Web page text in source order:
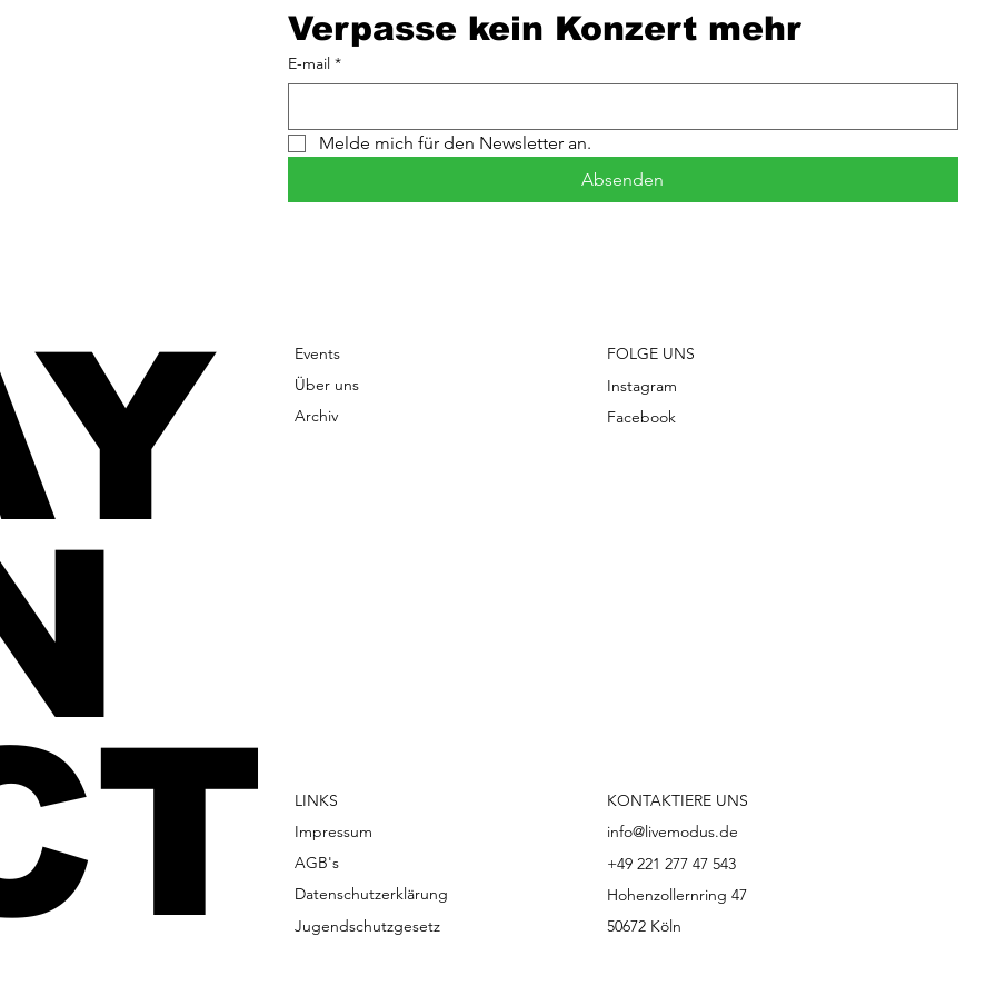
Verpasse kein Konzert mehr
E-mail *
Melde mich für den Newsletter an.
Absenden
KONTAKTIERE UNS
info@livemodus.de
+49 221 277 47 543
Hohenzollernring 47
50672 Köln
FOLGE UNS
Instagram
Facebook
Events
Über uns
Archiv
Impressum
AGB's
Datenschutzerklärung
LINKS
Jugendschutzgesetz